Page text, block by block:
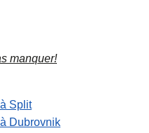
manquer!
Split
Dubrovnik